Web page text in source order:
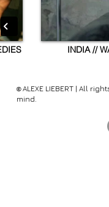
INDIA //
©ALEXE LIEBERT | All
mind.